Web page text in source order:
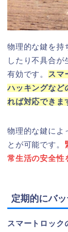
物理的な鍵を持
したり不具合が
有効です。
スマ
ハッキングなど
れば対応できま
物理的な鍵によ
とが可能です。
常生活の安全性
定期的にバ
スマートロック